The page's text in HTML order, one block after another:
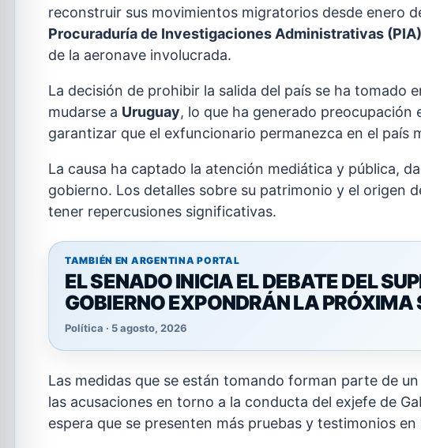
reconstruir sus movimientos migratorios desde enero
Procuraduría de Investigaciones Administrativas (PIA)
de la aeronave involucrada.
La decisión de prohibir la salida del país se ha tomado
mudarse a Uruguay, lo que ha generado preocupación
garantizar que el exfuncionario permanezca en el país
La causa ha captado la atención mediática y pública,
gobierno. Los detalles sobre su patrimonio y el origen
tener repercusiones significativas.
TAMBIÉN EN ARGENTINA PORTAL
EL SENADO INICIA EL DEBATE DEL
GOBIERNO EXPONDRÁN LA
Política · 5 agosto, 2026
Las medidas que se están tomando forman parte de
las acusaciones en torno a la conducta del exjefe de
espera que se presenten más pruebas y testimonios